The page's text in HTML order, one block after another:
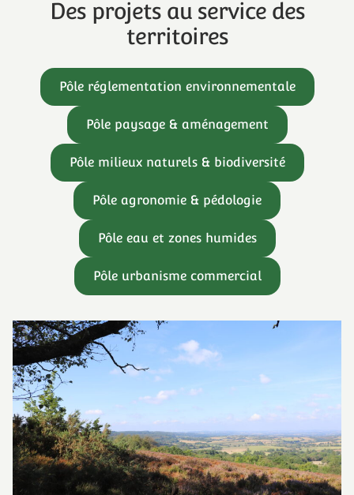
Des projets au service des
territoires
Pôle réglementation environnementale
Pôle paysage & aménagement
Pôle milieux naturels & biodiversité
Pôle agronomie & pédologie
Pôle eau et zones humides
Pôle urbanisme commercial